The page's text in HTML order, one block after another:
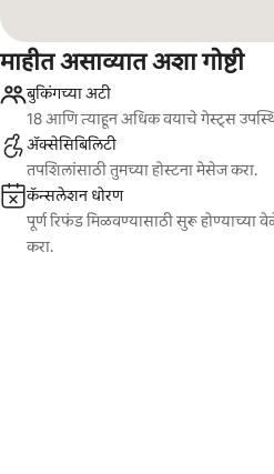
माहीत असाव्यात अशा गोष्टी
बुकिंगच्या अटी
18 आणि त्याहून अधिक वयाचे गेस्ट्स
ॲक्सेसिबिलिटी
तपशिलांसाठी तुमच्या होस्टना मेसेज करा.
कॅन्सलेशन धोरण
पूर्ण रिफंड मिळवण्यासाठी सुरू
करा.